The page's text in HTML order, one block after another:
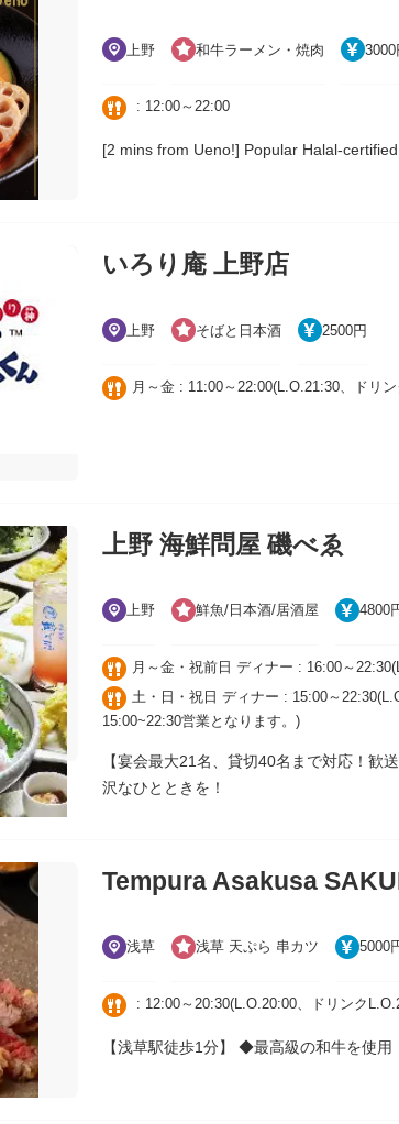
上野 和牛ラーメン・焼肉 3000
: 12:00～22:00
[2 mins from Ueno!] Popular Halal-
いろり庵 上野店
上野 そばと日本酒 2500円
月～金 : 11:00～22:00(L.O.21:30、ドリ
上野 海鮮問屋 磯べゑ
上野 鮮魚/日本酒/居酒屋 4800
月～金・祝前日 ディナー : 16:00～
土・日・祝日 ディナー : 15:00～
15:00~22:30営業となります。)
【宴会最大21名、貸切40名まで対応！歓
沢なひとときを！
Tempura Asakusa
浅草 浅草 天ぷら 串カツ 5000
: 12:00～20:30(L.O.20:00、ドリンク
【浅草駅徒歩1分】 ◆最高級の和牛を使